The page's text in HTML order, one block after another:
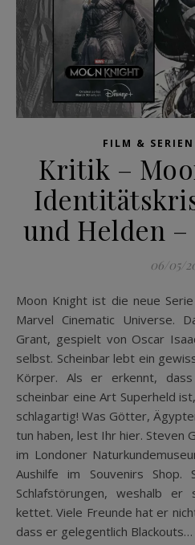
FILM &
Kritik –
und Helden –
06/05/
Moon Knight ist die neue Serie auf Disney Plus, aus dem
Marvel Cinematic Universe.
Grant, gespielt von Oscar
selbst. Scheinbar lebt ein
Körper. Als er erkennt,
scheinbar eine Art Superheld
schlagartig! Was Götter,
tun haben, lest Ihr hier. Steven
im Londoner
Aushilfe im Souvenirs Shop.
Schlafstörungen, weshalb
kettet. Viele Freunde hat er
dass er gelegentlich Blackouts…